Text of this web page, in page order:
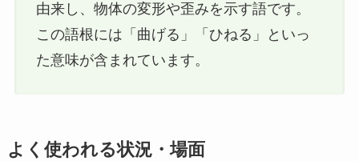
由来し、物体の変形や歪みを示す語です。
この語根には「曲げる」「ひねる」といっ
た意味が含まれています。
よく使われる状況・場面